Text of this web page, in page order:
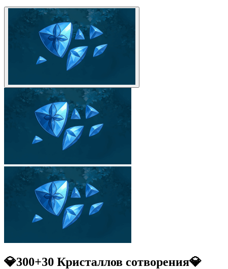
💎300+30 Кристаллов сотворения💎